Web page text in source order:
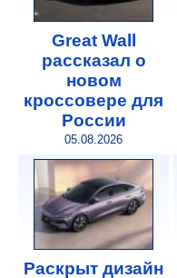
Great Wall
рассказал о
новом
кроссовере для
России
05.08.2026
Раскрыт дизайн